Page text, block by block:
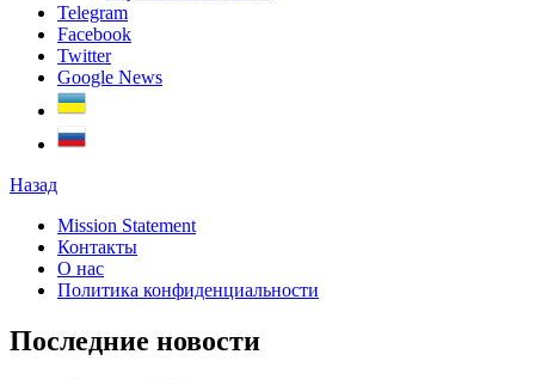
Telegram
Facebook
Twitter
Google News
Назад
Mission Statement
Контакты
О нас
Политика конфиденциальности
Последние новости